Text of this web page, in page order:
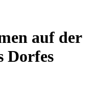
auf der
Dorfes